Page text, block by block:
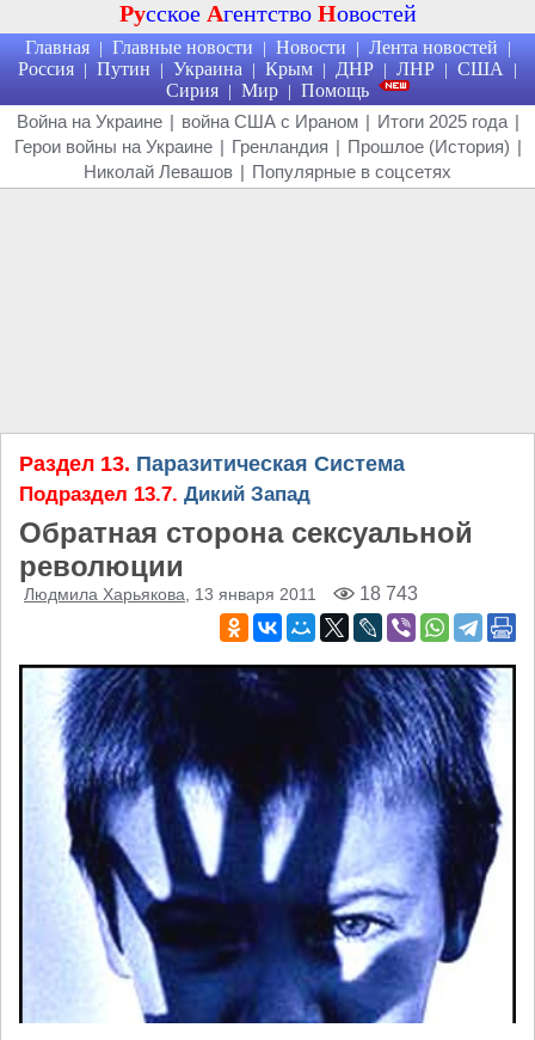
Русское Агентство Новостей
Главная | Главные новости | Новости | Лента новостей |
Россия | Путин | Украина | Крым | ДНР | ЛНР | США |
Сирия | Мир | Помощь
Война на Украине | война США с Ираном | Итоги 2025 года |
Герои войны на Украине | Гренландия | Прошлое (История) |
Николай Левашов | Популярные в соцсетях
Раздел 13. Паразитическая Система
Подраздел 13.7. Дикий Запад
Обратная сторона сексуальной
революции
Людмила Харьякова , 13 января 2011 18 743